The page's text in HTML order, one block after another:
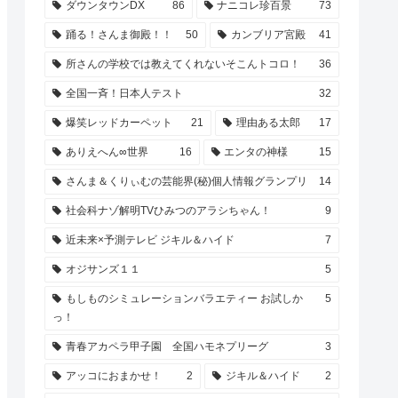
ダウンタウンDX 86 ナニコレ珍百景 73
踊る！さんま御殿！！ 50 カンブリア宮殿 41
所さんの学校では教えてくれないそこんトコロ！ 36
全国一斉！日本人テスト 32
爆笑レッドカーペット 21 理由ある太郎 17
ありえへん∞世界 16 エンタの神様 15
さんま＆くりぃむの芸能界(秘)個人情報グランプリ 14
社会科ナゾ解明TVひみつのアラシちゃん！ 9
近未来×予測テレビ ジキル＆ハイド 7
オジサンズ１１ 5
もしものシミュレーションバラエティー お試しか
っ！
5
青春アカペラ甲子園 全国ハモネプリーグ 3
アッコにおまかせ！ 2 ジキル＆ハイド 2